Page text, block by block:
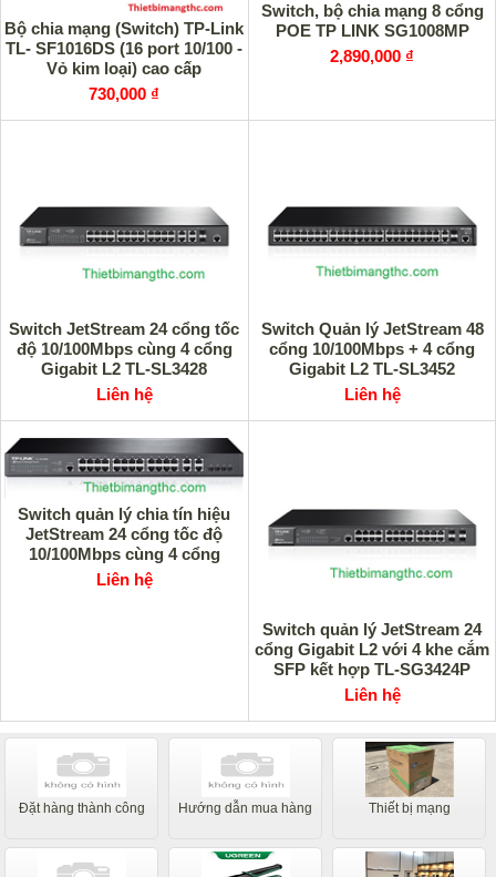
Bộ chia mạng (Switch) TP-Link
TL- SF1016DS (16 port 10/100 -
Vỏ kim loại) cao cấp
730,000 ₫
Switch, bộ chia mạng 8 cổng
POE TP LINK SG1008MP
2,890,000 ₫
Switch JetStream 24 cổng tốc
độ 10/100Mbps cùng 4 cổng
Gigabit L2 TL-SL3428
Liên hệ
Switch Quản lý JetStream 48
cổng 10/100Mbps + 4 cổng
Gigabit L2 TL-SL3452
Liên hệ
Switch quản lý chia tín hiệu
JetStream 24 cổng tốc độ
10/100Mbps cùng 4 cổng
Gigabit L2 TL-SL5428E
Liên hệ
Switch quản lý JetStream 24
cổng Gigabit L2 với 4 khe cắm
SFP kết hợp TL-SG3424P
Liên hệ
Đặt hàng thành công Hướng dẫn mua hàng Thiết bị mạng